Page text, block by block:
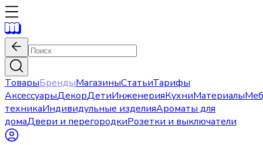
ТоварыБрендыМагазиныСтатьиТарифы
АксессуарыДекорДетиИнженерияКухниМатериалы
техникаИндивидульные изделияАроматы для
домаДвери и перегородкиРозетки и выключатели